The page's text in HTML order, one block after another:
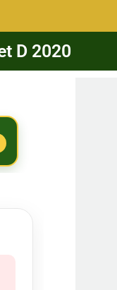
D 2020